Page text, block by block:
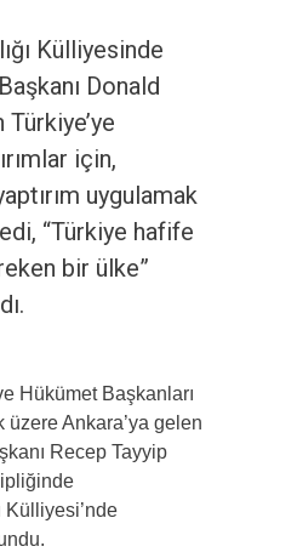
Külliyesinde
Donald
Türkiye’ye
için,
uygulamak
“Türkiye hafife
bir ülke”
Hükümet Başkanları
üzere Ankara’ya gelen
Recep Tayyip
Külliyesi’nde